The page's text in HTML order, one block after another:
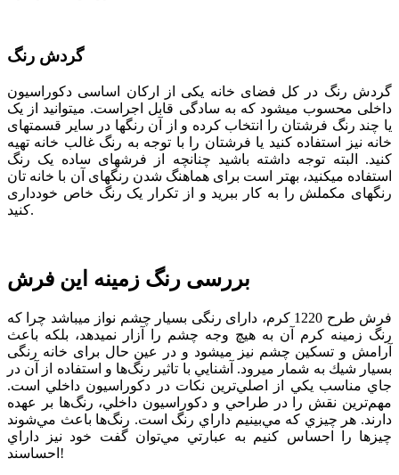
گردش رنگ
گردش رنگ در کل فضای خانه یکی از ارکان اساسی دکوراسیون
داخلی محسوب می­شود که به سادگی قابل اجراست. می­توانید از یک
یا چند رنگ فرش­تان را انتخاب کرده و از آن رنگ­ها در سایر قسمت­های
خانه نیز استفاده کنید یا فرشتان را با توجه به رنگ غالب خانه تهیه
کنید. البته توجه داشته باشید چنانچه از فرش­های ساده یک رنگ
استفاده می­کنید، بهتر است برای هماهنگ شدن رنگ­های آن با خانه­ تان
رنگ­های مکملش را به کار ببرید و از تکرار یک رنگ خاص خودداری
کنید.
بررسی رنگ زمینه این فرش
فرش طرح 1220 کرم، دارای رنگی بسیار چشم نواز می­باشد چرا که
رنگ زمینه کرم آن به هیچ وجه چشم را آزار نمی­دهد، بلكه باعث
آرامش و تسكین چشم نیز می­شود و در عین حال برای خانه رنگی
بسیار شیك به شمار می­رود. آشنايي با تاثير رنگ‌ها و استفاده از آن‌ در
جاي مناسب يكي از اصلي‌ترين نكات در دكوراسيون داخلي است.
مهم‌ترين نقش را در طراحي و دكوراسيون داخلي، رنگ‌ها بر عهده
دارند. هر چيزي كه مي‌بينيم داراي رنگ است. رنگ‌ها باعث مي‌شوند
چيزها را احساس كنيم به عبارتي مي‌توان گفت خود نيز داراي
احساسند!